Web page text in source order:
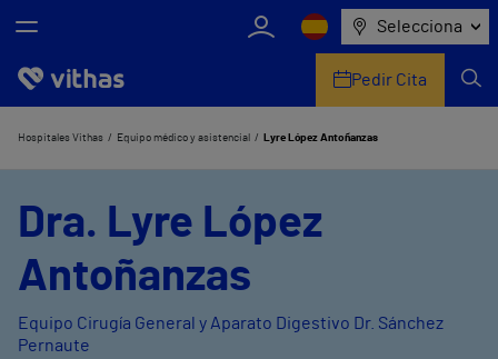
Selecciona
Nosotros
Servicios de salud
Información útil
Pedir Cita
Hospitales Vithas Equipo médico y asistencial Lyre López Antoñanzas
Dra. Lyre López
Antoñanzas
Equipo Cirugía General y Aparato Digestivo Dr. Sánchez
Pernaute